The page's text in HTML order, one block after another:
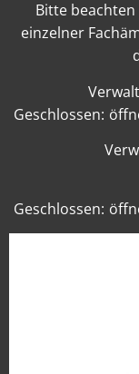
Bitte
einzelner
Klicken, um
Geschlossen:
Klicken, um
Geschlossen: